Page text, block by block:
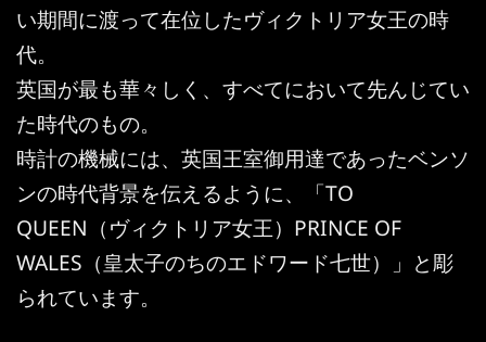
い期間に渡って在位したヴィクトリア女王の時
代。
英国が最も華々しく、すべてにおいて先んじてい
た時代のもの。
時計の機械には、英国王室御用達であったベンソ
ンの時代背景を伝えるように、「TO
QUEEN（ヴィクトリア女王）PRINCE OF
WALES（皇太子のちのエドワード七世）」と彫
られています。